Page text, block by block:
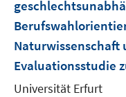
Naturwissenschaft
Evaluationsstudie
Universität Erfurt